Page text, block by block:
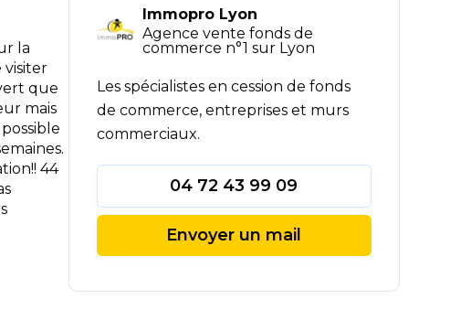
la
visiter
que
mais
44
Immopro Lyon
Agence vente fonds de
commerce n°1 sur Lyon
Les spécialistes en cession de fonds
de commerce, entreprises et murs
commerciaux.
04 72 43 99 09
Envoyer un mail